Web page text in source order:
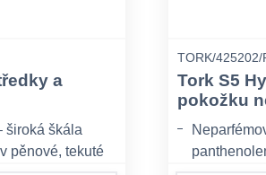
a
široká škála
pěnové, tekuté
TORK/425202/
Tork S5
pokožku